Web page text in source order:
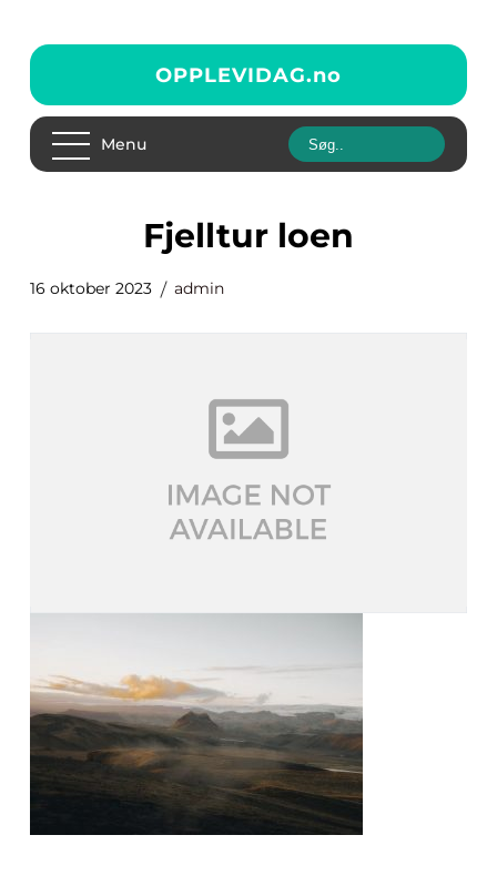
OPPLEVIDAG.no
Menu
fjelltur loen
16 oktober 2023 admin